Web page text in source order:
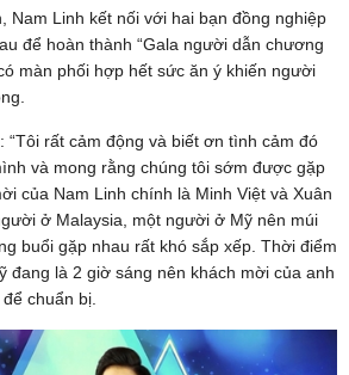
Nam Linh kết nối với hai bạn đồng nghiệp
để hoàn thành “Gala người dẫn chương
màn phối hợp hết sức ăn ý khiến người
“Tôi rất cảm động và biết ơn tình cảm đó
và mong rằng chúng tôi sớm được gặp
của Nam Linh chính là Minh Việt và Xuân
ở Malaysia, một người ở Mỹ nên múi
buổi gặp nhau rất khó sắp xếp. Thời điểm
đang là 2 giờ sáng nên khách mời của anh
chuẩn bị.